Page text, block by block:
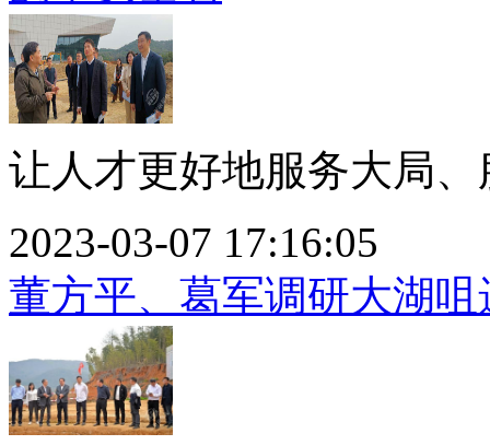
让人才更好地服务大局
2023-03-07 17:16:05
董方平、葛军调研大湖